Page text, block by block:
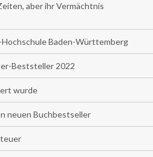
aber ihr Vermächtnis
Baden-Württemberg
Beststeller 2022
wurde
neuen Buchbestseller